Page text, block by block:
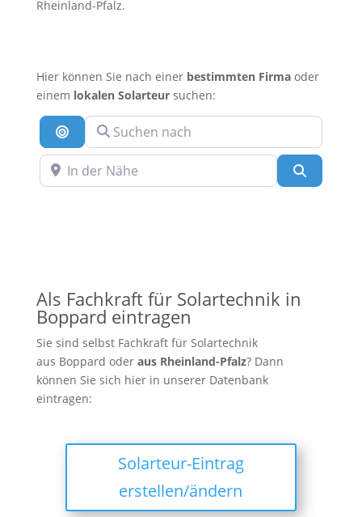
Rheinland-Pfalz.
Hier können Sie nach einer bestimmten Firmaoder
einem lokalen Solarteursuchen:
Suche nach Entfernung
Suchen nach
In der Nähe
Als Fachkraft für Solartechnik in
Boppard eintragen
Sie sind selbst Fachkraft für Solartechnik
aus Boppard oder aus Rheinland-Pfalz? Dann
können Sie sich hier in unserer Datenbank
eintragen:
Solarteur-Eintrag
erstellen/ändern